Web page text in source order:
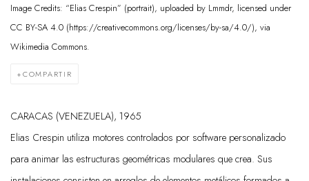
Image Credits: “Elias Crespin” (portrait), uploaded by Lmmdr, licensed under
CC BY-SA 4.0 (https://creativecommons.org/licenses/by-sa/4.0/), via
Wikimedia Commons.
COMPARTIR
CARACAS (VENEZUELA), 1965
Elias Crespin utiliza motores controlados por software personalizado
para animar las estructuras geométricas modulares que crea. Sus